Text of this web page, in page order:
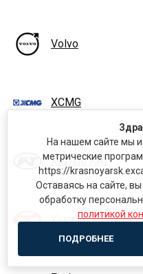
Volvo
XCMG
Xuzhou KAT
Yigong
На нашем сайте мы
метрические
https://
Оставаясь на сайте,
обработку
политикой
ПОДРОБНЕЕ